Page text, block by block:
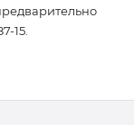
15.